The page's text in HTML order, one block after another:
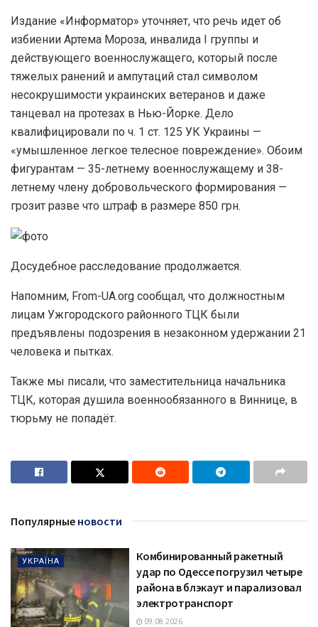
Издание «Информатор» уточняет, что речь идет об
избиении Артема Мороза, инвалида I группы и
действующего военнослужащего, который после
тяжелых ранений и ампутаций стал символом
несокрушимости украинских ветеранов и даже
танцевал на протезах в Нью-Йорке. Дело
квалифицировали по ч. 1 ст. 125 УК Украины —
«умышленное легкое телесное повреждение». Обоим
фигурантам — 35-летнему военнослужащему и 38-
летнему члену добровольческого формирования —
грозит разве что штраф в размере 850 грн.
Досудебное расследование продолжается.
Напомним, From-UA.org сообщал, что должностным
лицам Ужгородского районного ТЦК были
предъявлены подозрения в незаконном удержании 21
человека и пытках.
Также мы писали, что заместительница начальника
ТЦК, которая душила военнообязанного в Виннице, в
тюрьму не попадёт.
Популярные новости
УКРАЇНА
Комбинированный ракетный
удар по Одессе погрузил четыре
района в блэкаут и парализовал
электротранспорт
09.08.2026